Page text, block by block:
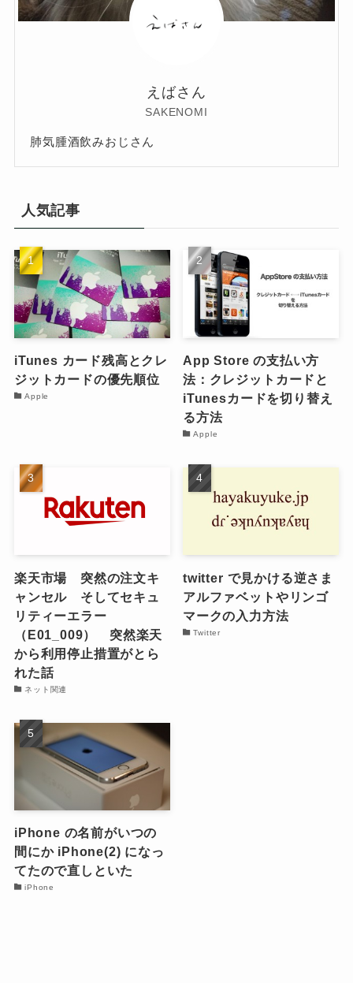
えばさん
SAKENOMI
肺気腫酒飲みおじさん
人気記事
iTunes カード残高とクレ
ジットカードの優先順位
Apple
App Store の支払い方
法：クレジットカードと
iTunesカードを切り替え
る方法
Apple
楽天市場 突然の注文キ
ャンセル そしてセキュ
リティーエラー
（E01_009） 突然楽天
から利用停止措置がとら
れた話
ネット関連
twitter で見かける逆さま
アルファベットやリンゴ
マークの入力方法
Twitter
iPhone の名前がいつの
間にか iPhone(2) になっ
てたので直しといた
iPhone